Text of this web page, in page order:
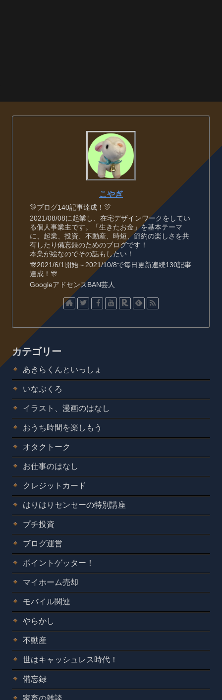
こやぎ
🎊ブログ140記事達成！🎊
2021/08/08に起業し、在宅デザインワークをしてい
る個人事業主です。「生きたお金」を基本テーマ
に、起業、投資、不動産、時短、節約の楽しさを共
有したり備忘録のためのブログです！
本業が絵なのでその話もしたい！
🎊2021/6/1開始～2021/10/8で毎日更新連続130記事
達成！🎊
GoogleアドセンスBAN芸人
カテゴリー
あきらくんといっしょ
いなぶくろ
イラスト、漫画のはなし
おうち時間を楽しもう
オタクトーク
お仕事のはなし
クレジットカード
はりはりセンセーの特別講座
プチ投資
ブログ運営
ポイントゲッター！
マイホーム売却
モバイル関連
やらかし
不動産
世はキャッシュレス時代！
備忘録
家畜の雑談